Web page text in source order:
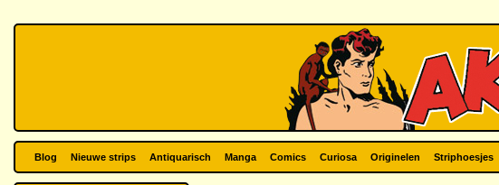
Blog Nieuwe strips Antiquarisch Manga Comics Curiosa Originelen Striphoesjes